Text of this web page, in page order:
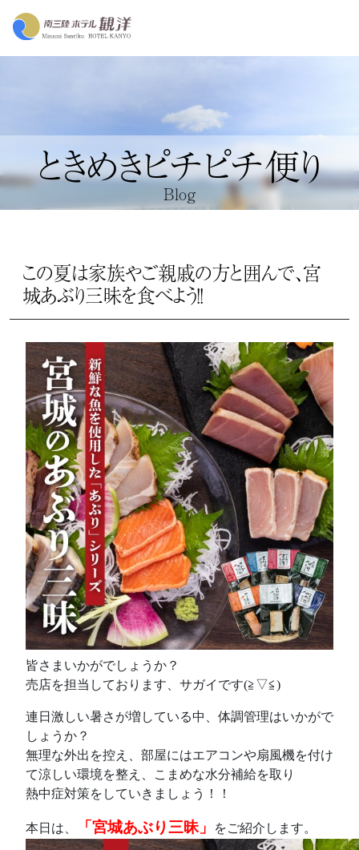
ときめきピチピチ便り
Blog
この夏は家族やご親戚の方と囲んで、宮
城あぶり三昧を食べよう！！
皆さまいかがでしょうか？
売店を担当しております、サガイです(≧▽≦)
連日激しい暑さが増している中、体調管理はいかがで
しょうか？
無理な外出を控え、部屋にはエアコンや扇風機を付け
て涼しい環境を整え、こまめな水分補給を取り
熱中症対策をしていきましょう！！
本日は、 「宮城あぶり三昧」 をご紹介します。